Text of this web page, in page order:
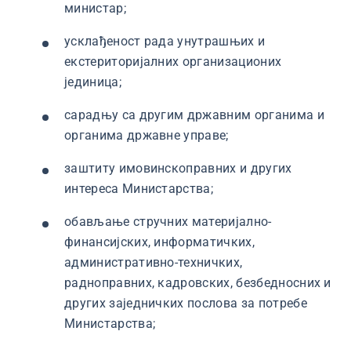
министар;
усклађеност рада унутрашњих и
екстериторијалних организационих
јединица;
сарадњу са другим државним органима и
органима државне управе;
заштиту имовинскоправних и других
интереса Министарства;
обављање стручних материјално-
финансијских, информатичких,
административно-техничких,
радноправних, кадровских, безбедносних и
других заједничких послова за потребе
Министарства;